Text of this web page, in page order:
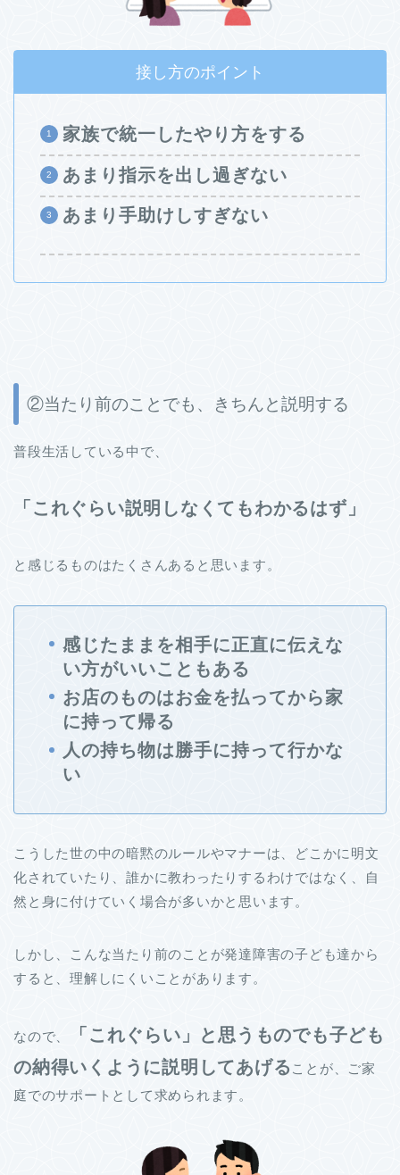
接し方のポイント
家族で統一したやり方をする
あまり指示を出し過ぎない
あまり手助けしすぎない
②当たり前のことでも、きちんと説明する
普段生活している中で、
「これぐらい説明しなくてもわかるはず」
と感じるものはたくさんあると思います。
感じたままを相手に正直に伝えな
い方がいいこともある
お店のものはお金を払ってから家
に持って帰る
人の持ち物は勝手に持って行かな
い
こうした世の中の暗黙のルールやマナーは、どこかに明文
化されていたり、誰かに教わったりするわけではなく、自
然と身に付けていく場合が多いかと思います。
しかし、こんな当たり前のことが発達障害の子ども達から
すると、理解しにくいことがあります。
なので、
「これぐらい」と思うものでも子ども
の納得いくように説明してあげる ことが、ご家
庭でのサポートとして求められます。